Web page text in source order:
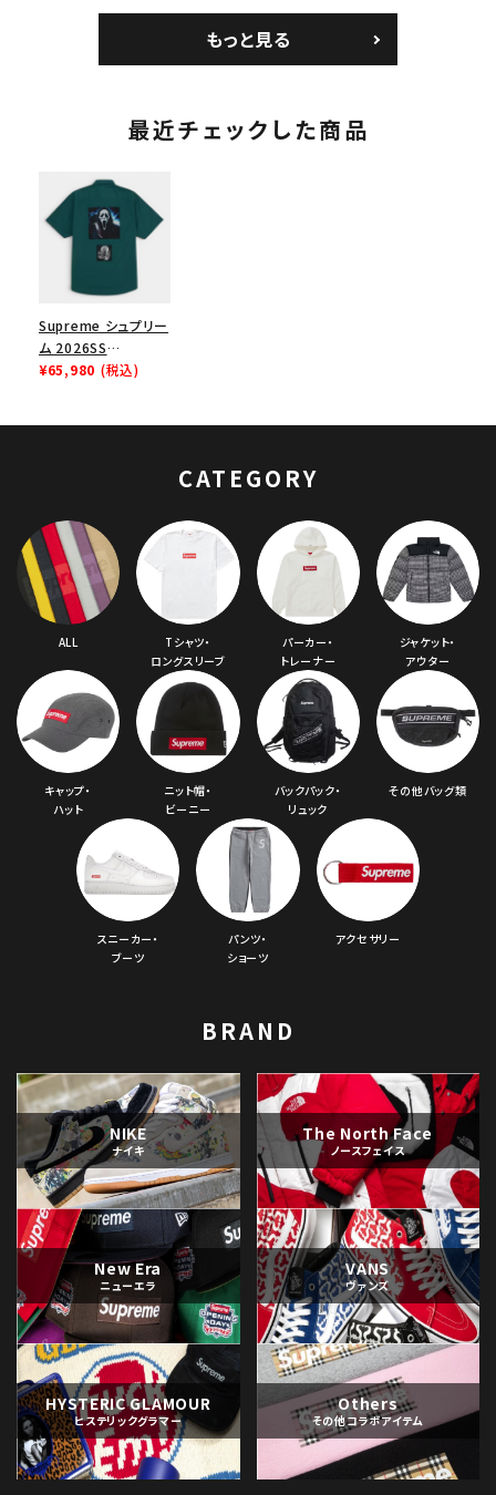
もっと見る
最近チェックした商品
Supreme シュプリー
ム 2026SS
Ghostface S/S
¥65,980 (税込)
CATEGORY
ALL
Tシャツ・
ロングスリーブ
パーカー・
トレーナー
ジャケット・
アウター
キャップ・
ハット
ニット帽・
ビーニー
バックパック・
リュック
その他バッグ類
スニーカー・
ブーツ
パンツ・
ショーツ
アクセサリー
BRAND
NIKE
ナイキ
The North Face
ノースフェイス
New Era
ニューエラ
VANS
ヴァンズ
HYSTERIC GLAMOUR
ヒステリックグラマー
Others
その他コラボアイテム